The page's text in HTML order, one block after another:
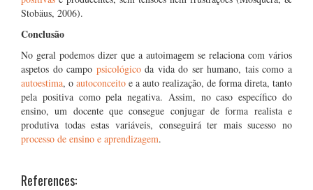
Stobäus, 2006).
Conclusão
No geral podemos dizer que a autoimagem se relaciona com vários
aspetos do campo psicológicoda vida do ser humano, tais como a
autoestima, o autoconceito e a auto realização, de forma direta, tanto
pela positiva como pela negativa. Assim, no caso específico do
ensino, um docente que consegue conjugar de forma realista e
produtiva todas estas variáveis, conseguirá ter mais sucesso no
processo de ensino e aprendizagem.
References: